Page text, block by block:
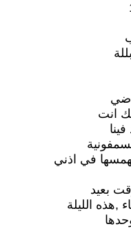
انت
في اذني
بعيد
,هذه الليلة